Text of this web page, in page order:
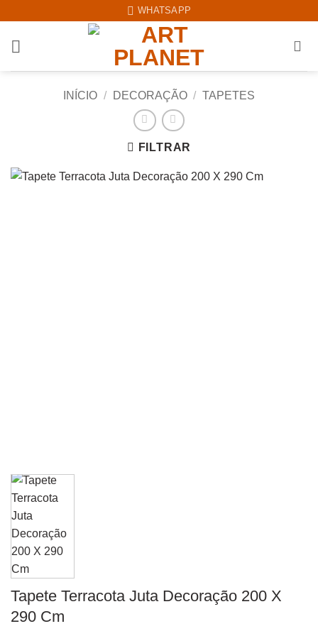
content
WHATSAPP
INÍCIO / DECORAÇÃO / TAPETES
FILTRAR
Tapete Terracota Juta Decoração 200 X
290 Cm